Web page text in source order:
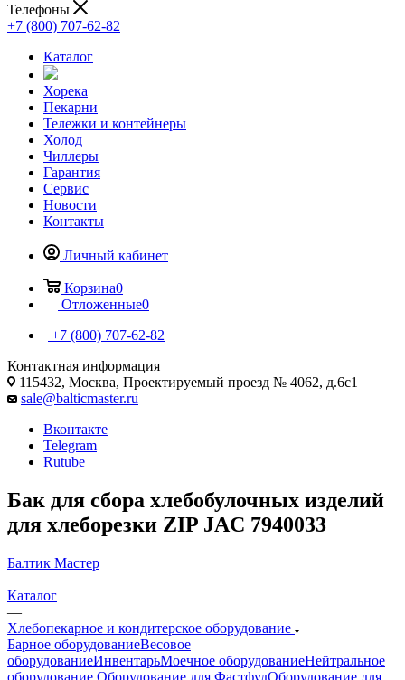
Телефоны
+7 (800) 707-62-82
Каталог
Хорека
Пекарни
Тележки и контейнеры
Холод
Чиллеры
Гарантия
Сервис
Новости
Контакты
Личный кабинет
Корзина0
Отложенные0
+7 (800) 707-62-82
Контактная информация
115432, Москва, Проектируемый проезд № 4062, д.6с1
sale@balticmaster.ru
Вконтакте
Telegram
Rutube
Бак для сбора хлебобулочных изделий
для хлеборезки ZIP JAC 7940033
Балтик Мастер
—
Каталог
—
Хлебопекарное и кондитерское оборудование
Барное оборудованиеВесовое
оборудованиеИнвентарьМоечное оборудованиеНейтральное
оборудование Оборудование для ФастфудОборудование для